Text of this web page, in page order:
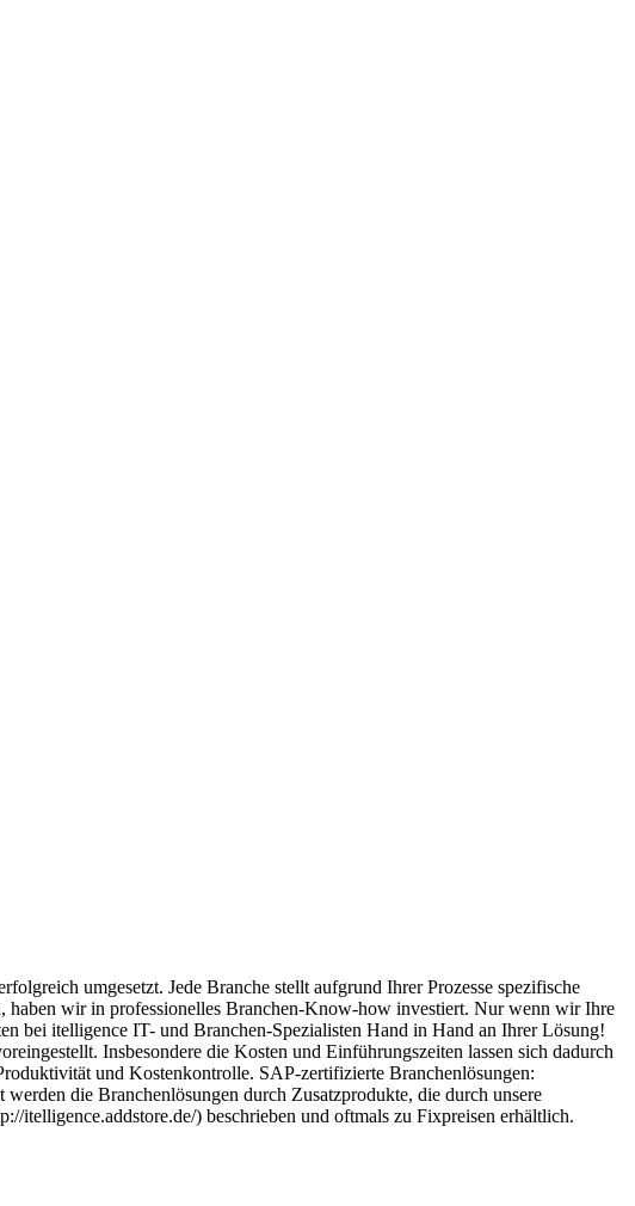
umgesetzt. Jede Branche stellt aufgrund Ihrer Prozesse spezifische
wir in professionelles Branchen-Know-how investiert. Nur wenn wir Ihre
bei itelligence IT- und Branchen-Spezialisten Hand in Hand an Ihrer Lösung!
Insbesondere die Kosten und Einführungszeiten lassen sich dadurch
und Kostenkontrolle. SAP-zertifizierte Branchenlösungen:
die Branchenlösungen durch Zusatzprodukte, die durch unsere
itelligence.addstore.de/) beschrieben und oftmals zu Fixpreisen erhältlich.